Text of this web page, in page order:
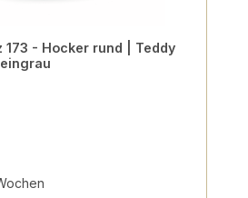
- Hocker rund | Teddy